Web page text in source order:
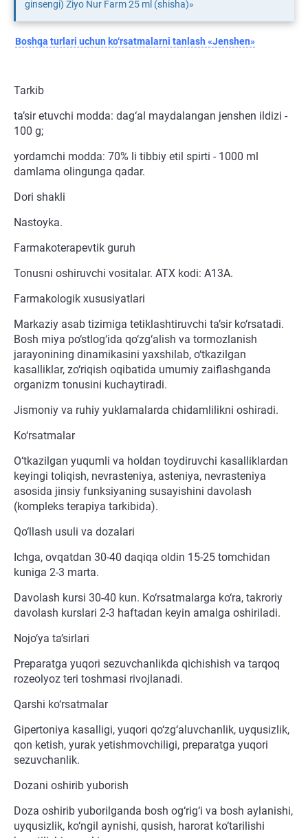
ginsengi) Ziyo Nur Farm 25 ml (shisha)»
Boshqa turlari uchun ko‘rsatmalarni tanlash «Jenshen»
Tarkib
ta’sir etuvchi modda: dag‘al maydalangan jenshen ildizi -
100 g;
yordamchi modda: 70% li tibbiy etil spirti - 1000 ml
damlama olingunga qadar.
Dori shakli
Nastoyka.
Farmakoterapevtik guruh
Tonusni oshiruvchi vositalar. ATX kodi: A13A.
Farmakologik xususiyatlari
Markaziy asab tizimiga tetiklashtiruvchi ta’sir ko‘rsatadi.
Bosh miya po‘stlog‘ida qo‘zg‘alish va tormozlanish
jarayonining dinamikasini yaxshilab, o‘tkazilgan
kasalliklar, zo‘riqish oqibatida umumiy zaiflashganda
organizm tonusini kuchaytiradi.
Jismoniy va ruhiy yuklamalarda chidamlilikni oshiradi.
Ko‘rsatmalar
O‘tkazilgan yuqumli va holdan toydiruvchi kasalliklardan
keyingi toliqish, nevrasteniya, asteniya, nevrasteniya
asosida jinsiy funksiyaning susayishini davolash
(kompleks terapiya tarkibida).
Qo‘llash usuli va dozalari
Ichga, ovqatdan 30-40 daqiqa oldin 15-25 tomchidan
kuniga 2-3 marta.
Davolash kursi 30-40 kun. Ko‘rsatmalarga ko‘ra, takroriy
davolash kurslari 2-3 haftadan keyin amalga oshiriladi.
Nojo‘ya ta’sirlari
Preparatga yuqori sezuvchanlikda qichishish va tarqoq
rozeolyoz teri toshmasi rivojlanadi.
Qarshi ko‘rsatmalar
Gipertoniya kasalligi, yuqori qo‘zg‘aluvchanlik, uyqusizlik,
qon ketish, yurak yetishmovchiligi, preparatga yuqori
sezuvchanlik.
Dozani oshirib yuborish
Doza oshirib yuborilganda bosh og‘rig‘i va bosh aylanishi,
uyqusizlik, ko‘ngil aynishi, qusish, harorat ko‘tarilishi